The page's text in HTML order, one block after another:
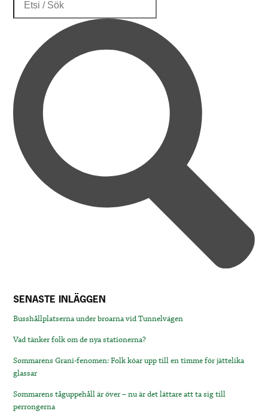
SENASTE INLÄGGEN
Busshållplatserna under broarna vid Tunnelvägen
Vad tänker folk om de nya stationerna?
Sommarens Grani-fenomen: Folk köar upp till en timme för jättelika
glassar
Sommarens tåguppehåll är över – nu är det lättare att ta sig till
perrongerna